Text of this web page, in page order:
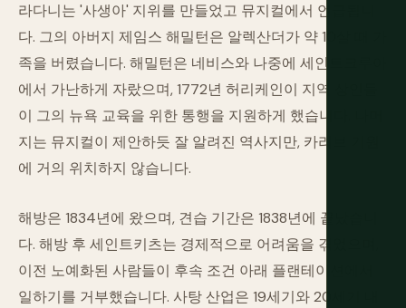
라다니는 '사생아' 지위를 만들었고 뮤지컬에서 언급됩니
다. 그의 아버지 제임스 해밀턴은 알렉산더가 약 10살 때 가
족을 버렸습니다. 해밀턴은 네비스와 나중에 세인트크루아
에서 가난하게 자랐으며, 1772년 허리케인이 지역 상인들
이 그의 뉴욕 교육을 위한 통행을 지원하게 했습니다. 나머
지는 뮤지컬이 제안하듯 잘 알려진 역사지만, 카리브 기원
에 거의 위치하지 않습니다.
해방은 1834년에 왔으며, 견습 기간은 1838년에 끝났습니
다. 해방 후 세인트키츠는 경제적으로 어려움을 겪었으며,
이전 노예화된 사람들이 후속 조건 아래 플랜테이션에서
일하기를 거부했습니다. 사탕 산업은 19세기와 20세기 내